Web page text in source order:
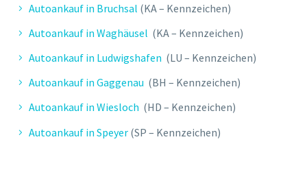
Autoankauf in Bruchsal (KA – Kennzeichen)
Autoankauf in Waghäusel (KA – Kennzeichen)
Autoankauf in Ludwigshafen (LU – Kennzeichen)
Autoankauf in Gaggenau (BH – Kennzeichen)
Autoankauf in Wiesloch (HD – Kennzeichen)
Autoankauf in Speyer (SP – Kennzeichen)